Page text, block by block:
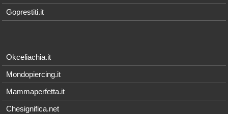
Goprestiti.it
Okceliachia.it
Mondopiercing.it
Mammaperfetta.it
Chesignifica.net